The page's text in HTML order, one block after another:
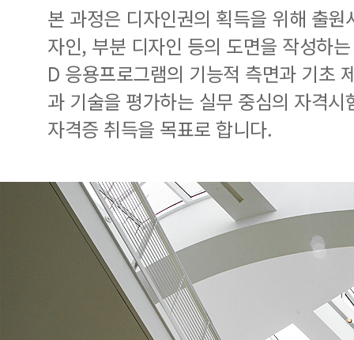
본 과정은 디자인권의 획득을 위해 출
자인, 부분 디자인 등의 도면을 작성하
D 응용프로그램의 기능적 측면과 기초
과 기술을 평가하는 실무 중심의 자격시
자격증 취득을 목표로 합니다.